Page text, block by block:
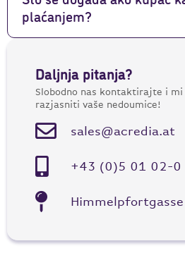
plaćanjem?
Daljnja pitanja?
Slobodno nas kontaktirajte i mi
razjasniti vaše nedoumice!
sales@acredia.at
+43 (0)5 01 02-0